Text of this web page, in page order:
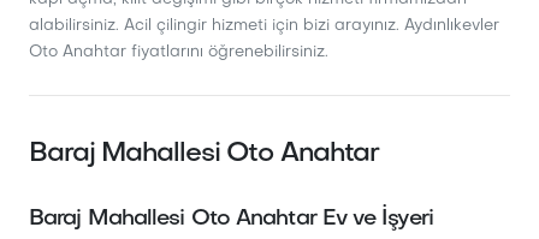
alabilirsiniz. Acil çilingir hizmeti için bizi arayınız. Aydınlıkevler
Oto Anahtar fiyatlarını öğrenebilirsiniz.
Baraj Mahallesi Oto Anahtar
Baraj Mahallesi Oto Anahtar Ev ve İşyeri